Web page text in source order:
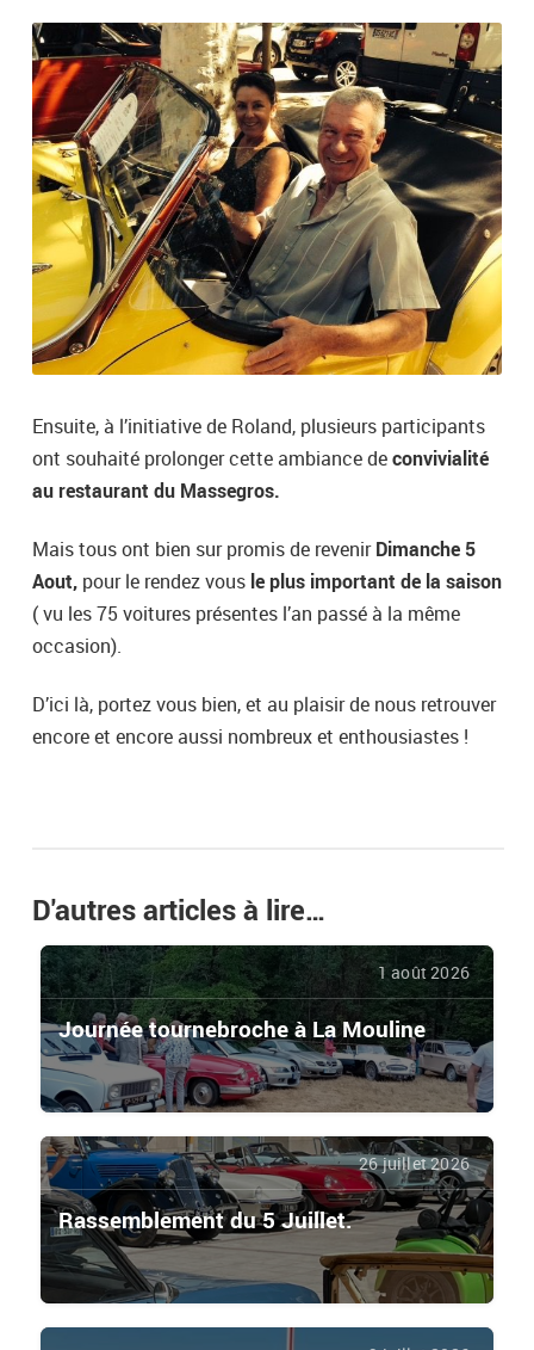
Ensuite, à l’initiative de Roland, plusieurs participants
ont souhaité prolonger cette ambiance deconvivialité
au restaurant du Massegros.
Mais tous ont bien sur promis de revenirDimanche 5
Aout,pour le rendez vousle plus important de la saison
( vu les 75 voitures présentes l’an passé à la même
occasion).
D’ici là, portez vous bien, et au plaisir de nous retrouver
encore et encore aussi nombreux et enthousiastes !
D'autres articles à lire…
1 août 2026
Journée tournebroche à La Mouline
26 juillet 2026
Rassemblement du 5 Juillet.